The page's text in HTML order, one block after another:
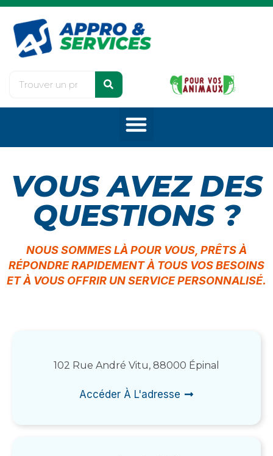
VOUS AVEZ DES
QUESTIONS ?
NOUS SOMMES LÀ POUR VOUS, PRÊTS À
RÉPONDRE RAPIDEMENT À TOUS VOS BESOINS
ET À VOUS OFFRIR UN SERVICE PERSONNALISÉ.
102 Rue André Vitu, 88000 Épinal
Accéder À L'adresse